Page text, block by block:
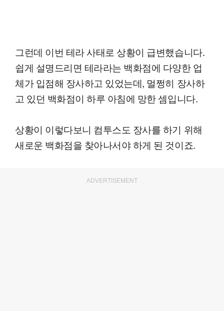
그런데 이번 테라 사태로 상황이 급변했습니다.
쉽게 설명드리면 테라라는 백화점에 다양한 업
체가 입점해 장사하고 있었는데, 멀쩡히 장사하
고 있던 백화점이 하루 아침에 망한 셈입니다.
상황이 이렇다보니 컴투스도 장사를 하기 위해
새로운 백화점을 찾아나서야 하게 된 것이죠.
ADVERTISEMENT